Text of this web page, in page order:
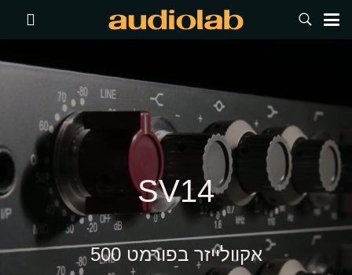
SV14
אקוולייזר בפורמט 500